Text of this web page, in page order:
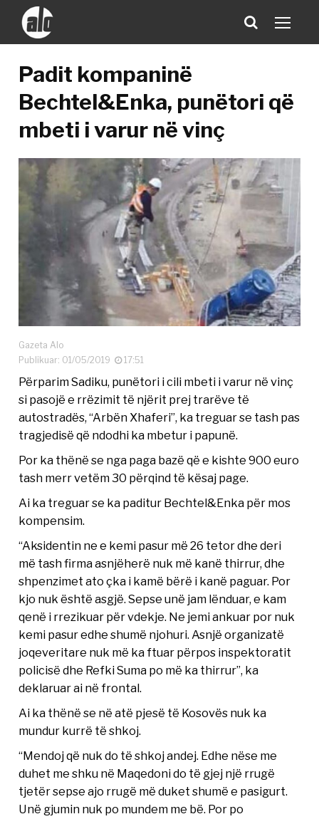
Padit kompaninë
Bechtel&Enka, punëtori që
mbeti i varur në vinç
Gazeta Alo
Publikuar: 01/05/2019
17:51
Përparim Sadiku, punëtori i cili mbeti i varur në vinç
si pasojë e rrëzimit të njërit prej trarëve të
autostradës, “Arbën Xhaferi”, ka treguar se tash pas
tragjedisë që ndodhi ka mbetur i papunë.
Por ka thënë se nga paga bazë që e kishte 900 euro
tash merr vetëm 30 përqind të kësaj page.
Ai ka treguar se ka paditur Bechtel&Enka për mos
kompensim.
“Aksidentin ne e kemi pasur më 26 tetor dhe deri
më tash firma asnjëherë nuk më kanë thirrur, dhe
shpenzimet ato çka i kamë bërë i kanë paguar. Por
kjo nuk është asgjë. Sepse unë jam lënduar, e kam
qenë i rrezikuar për vdekje. Ne jemi ankuar por nuk
kemi pasur edhe shumë njohuri. Asnjë organizatë
joqeveritare nuk më ka ftuar përpos inspektoratit
policisë dhe Refki Suma po më ka thirrur”, ka
deklaruar ai në frontal.
Ai ka thënë se në atë pjesë të Kosovës nuk ka
mundur kurrë të shkoj.
“Mendoj që nuk do të shkoj andej. Edhe nëse me
duhet me shku në Maqedoni do të gjej një rrugë
tjetër sepse ajo rrugë më duket shumë e pasigurt.
Unë gjumin nuk po mundem me bë. Por po